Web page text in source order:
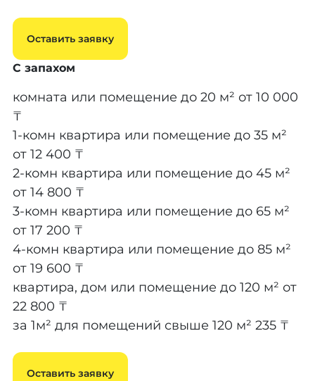
Оставить заявку
С запахом
комната или помещение до 20 м² от 10 000
₸
1-комн квартира или помещение до 35 м²
от 12 400 ₸
2-комн квартира или помещение до 45 м²
от 14 800 ₸
3-комн квартира или помещение до 65 м²
от 17 200 ₸
4-комн квартира или помещение до 85 м²
от 19 600 ₸
квартира, дом или помещение до 120 м² от
22 800 ₸
за 1м² для помещений свыше 120 м² 235 ₸
Оставить заявку